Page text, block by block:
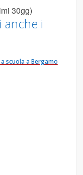
30gg)
anche i
scuola a Bergamo